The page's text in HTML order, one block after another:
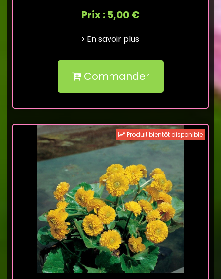
Prix : 5,00 €
En savoir plus
Commander
Produit bientôt disponible